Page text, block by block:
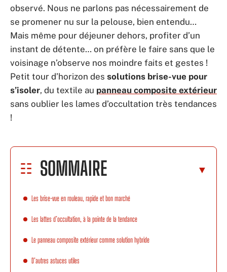
observé. Nous ne parlons pas nécessairement de
se promener nu sur la pelouse, bien entendu…
Mais même pour déjeuner dehors, profiter d’un
instant de détente… on préfère le faire sans que le
voisinage n’observe nos moindre faits et gestes !
Petit tour d’horizon des solutions brise-vue pour
s’isoler, du textile au panneau composite extérieur
sans oublier les lames d’occultation très tendances
!
SOMMAIRE
Les brise-vue en rouleau, rapide et bon marché
Les lattes d’occultation, à la pointe de la tendance
Le panneau composite extérieur comme solution hybride
D’autres astuces utiles